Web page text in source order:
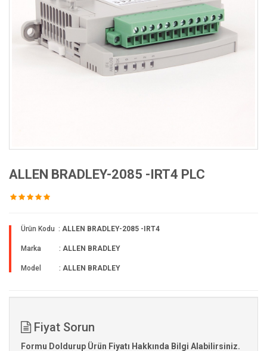
ALLEN BRADLEY-2085 -IRT4 PLC
Ürün Kodu : ALLEN BRADLEY-2085 -IRT4
Marka : ALLEN BRADLEY
Model : ALLEN BRADLEY
Fiyat Sorun
Formu Doldurup Ürün Fiyatı Hakkında Bilgi Alabilirsiniz.